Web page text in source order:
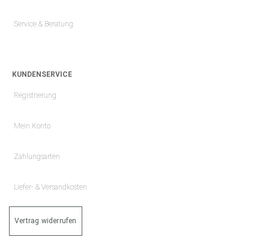
Service & Beratung
KUNDENSERVICE
Registrierung
Mein Konto
Zahlungsarten
Liefer- & Versandkosten
Vertrag widerrufen